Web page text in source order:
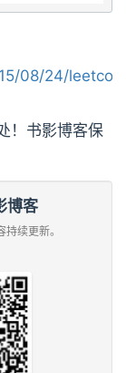
08/24/
！书影博客保
博客
续更新。